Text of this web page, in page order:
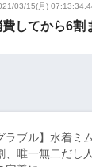
03/15(月)
してから6割
ラブル】水着ミ
、唯一無二だし